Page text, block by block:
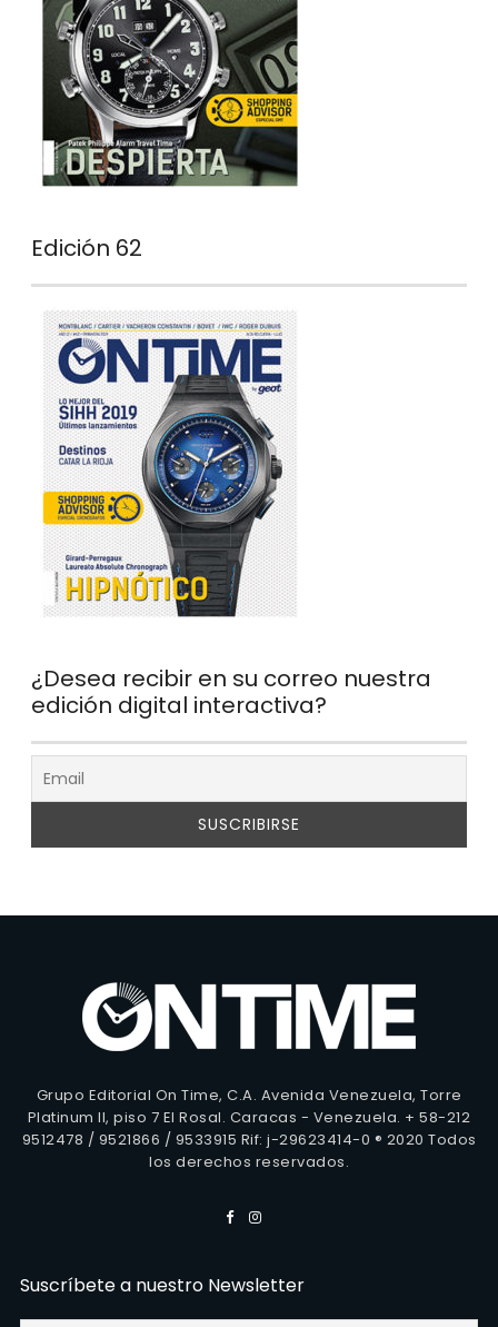
Edición 62
¿Desea recibir en su correo nuestra
edición digital interactiva?
Grupo Editorial On Time, C.A. Avenida Venezuela, Torre
Platinum II, piso 7 El Rosal. Caracas - Venezuela. + 58-212
9512478 / 9521866 / 9533915 Rif: j-29623414-0 ® 2020 Todos
los derechos reservados.
Suscríbete a nuestro Newsletter